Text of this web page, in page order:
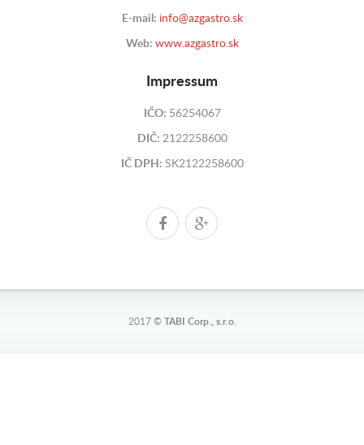
E-mail: info@azgastro.sk
Web: www.azgastro.sk
Impressum
IČO: 56254067
DIČ: 2122258600
IČ DPH: SK2122258600
2017 © TABI Corp., s.r.o.